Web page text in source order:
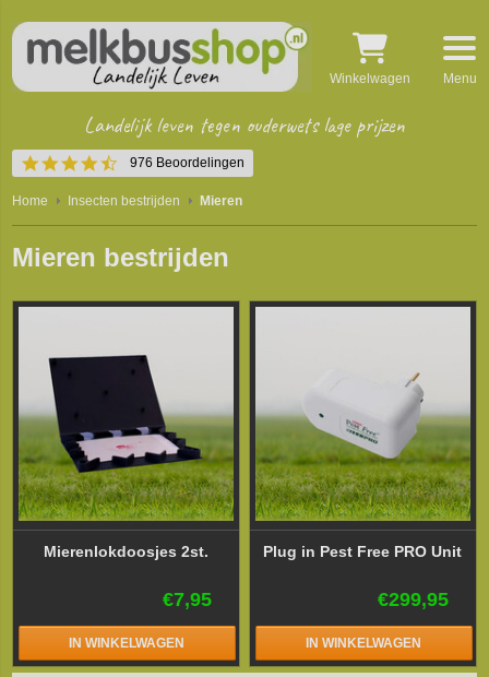
4.5
star
rating
976 Beoordelingen
Landelijk leven tegen ouderwets lage prijzen
Winkelwagen Menu
Home Insecten bestrijden Mieren
Mieren bestrijden
Mierenlokdoosjes 2st.
€7,95
IN WINKELWAGEN
Plug in Pest Free PRO Unit
€299,95
IN WINKELWAGEN